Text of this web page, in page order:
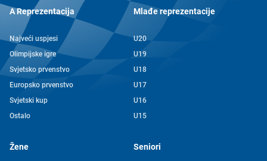
A Reprezentacija
Najveći uspjesi
Olimpijske igre
Svjetsko prvenstvo
Europsko prvenstvo
Svjetski kup
Ostalo
Mlađe reprezentacije
U20
U19
U18
U17
U16
U15
Žene Seniori